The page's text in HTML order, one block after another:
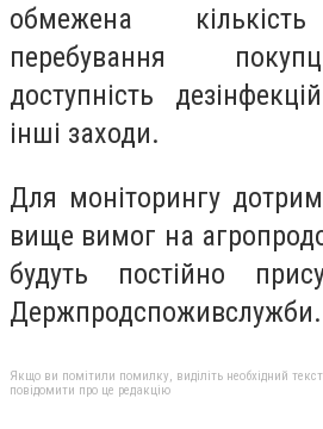
обмежена
перебування
доступність
інші заходи.
Для моніторингу
вище вимог на
будуть постійно
Держпродспоживслужби.
Якщо ви помітили помилку, виділіть необхідний
повідомити про це редакцію